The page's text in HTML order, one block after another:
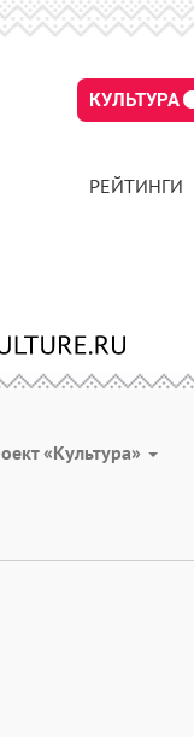
КУЛЬТУРА
РЕЙТИНГИ
«Культура»